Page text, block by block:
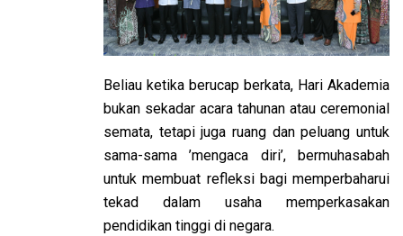
Beliau ketika berucap berkata, Hari Akademia
bukan sekadar acara tahunan atau ceremonial
semata, tetapi juga ruang dan peluang untuk
sama-sama ’mengaca diri’, bermuhasabah
untuk membuat refleksi bagi memperbaharui
tekad dalam usaha memperkasakan
pendidikan tinggi di negara.